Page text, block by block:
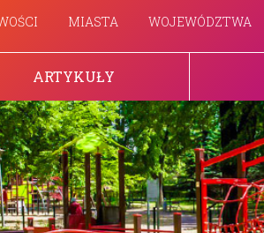
MIASTA WOJEWÓDZTWA
ARTYKUŁY